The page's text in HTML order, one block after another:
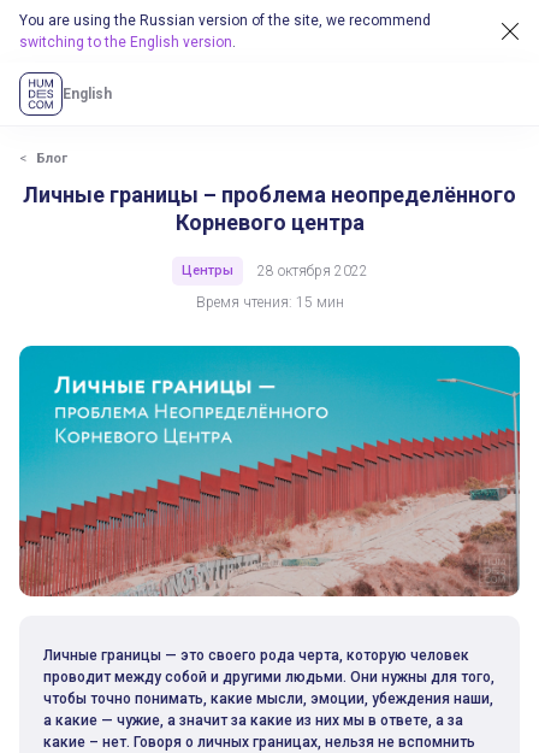
You are using the Russian version of the site, we recommend
switching to the English version.
English
Блог
Личные границы – проблема неопределённого
Корневого центра
Центры
28 октября 2022
Время чтения: 15 мин
Личные границы — это своего рода черта, которую человек
проводит между собой и другими людьми. Они нужны для того,
чтобы точно понимать, какие мысли, эмоции, убеждения наши,
а какие — чужие, а значит за какие из них мы в ответе, а за
какие – нет. Говоря о личных границах, нельзя не вспомнить